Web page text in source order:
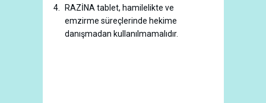
RAZİNA tablet, hamilelikte ve
emzirme süreçlerinde hekime
danışmadan kullanılmamalıdır.